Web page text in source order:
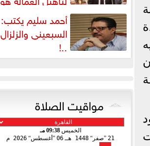
جنيه
البديل العملي والأمثل لأزمات...
أحمد سليم يكتب:
السبعينى والزلزال
..!
مواقيت الصلاة
الخميس09:38 مـ
21 صفر 1448 هـ 06 أغسطس 2026 م